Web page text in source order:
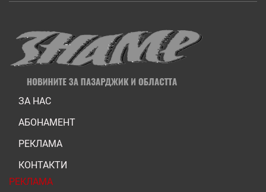
ЗА НАС
АБОНАМЕНТ
РЕКЛАМА
КОНТАКТИ
РЕКЛАМА